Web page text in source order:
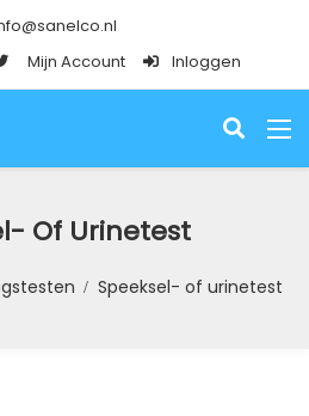
Mijn Account Inloggen
Of Urinetest
Speeksel- of urinetest